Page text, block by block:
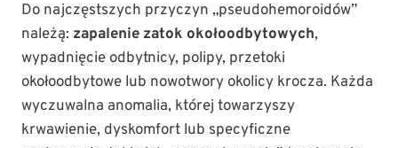
Do najczęstszych przyczyn „pseudohemoroidów”
należą: zapalenie zatok okołoodbytowych,
wypadnięcie odbytnicy, polipy, przetoki
okołoodbytowe lub nowotwory okolicy krocza. Każda
wyczuwalna anomalia, której towarzyszy
krwawienie, dyskomfort lub specyficzne